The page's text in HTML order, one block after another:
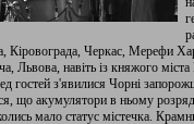
Кіровограда, Черкас, Мерефи
Львова, навіть із княжого
гостей з'явилися Чорні
що акумулятори в ньому
мало статус містечка.